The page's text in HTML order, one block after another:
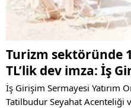
Turizm sektöründe
TL’lik dev imza: İş
tamamını satın aldı
İş Girişim Sermayesi Yatırım
Tatilbudur Seyahat Acenteliği